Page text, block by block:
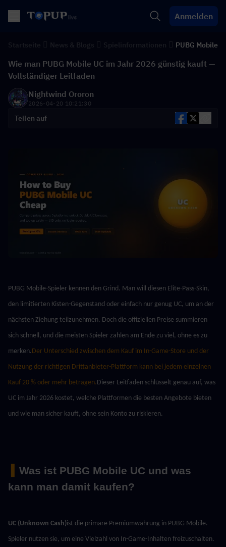
Anmelden
PUBG Mobile
Wie man PUBG Mobile UC im Jahr 2026 günstig kauft —
Vollständiger Leitfaden
Nightwind Ororon
2026-04-20 10:21:30
Teilen auf
PUBG Mobile-Spieler kennen den Grind. Man will diesen Elite-Pass-Skin,
den limitierten Kisten-Gegenstand oder einfach nur genug UC, um an der
nächsten Ziehung teilzunehmen. Doch die offiziellen Preise summieren
sich schnell, und die meisten Spieler zahlen am Ende zu viel, ohne es zu
merken.Der Unterschied zwischen dem Kauf im In-Game-Store und der
Nutzung der richtigen Drittanbieter-Plattform kann bei jedem einzelnen
Kauf 20 % oder mehr betragen.Dieser Leitfaden schlüsselt genau auf, was
UC im Jahr 2026 kostet, welche Plattformen die besten Angebote bieten
und wie man sicher kauft, ohne sein Konto zu riskieren.
Was ist PUBG Mobile UC und was
kann man damit kaufen?
UC (Unknown Cash)ist die primäre Premiumwährung in PUBG Mobile.
Spieler nutzen sie, um eine Vielzahl von In-Game-Inhalten freizuschalten.